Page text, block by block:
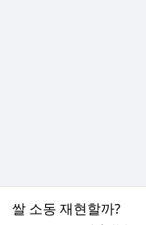
쌀 소동 재현할까?